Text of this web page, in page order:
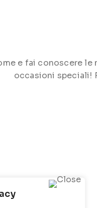
e fai conoscere
occasioni speciali!